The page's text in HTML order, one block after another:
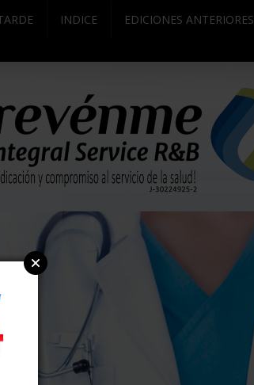
INDICE EDICIONES ANTERIORES